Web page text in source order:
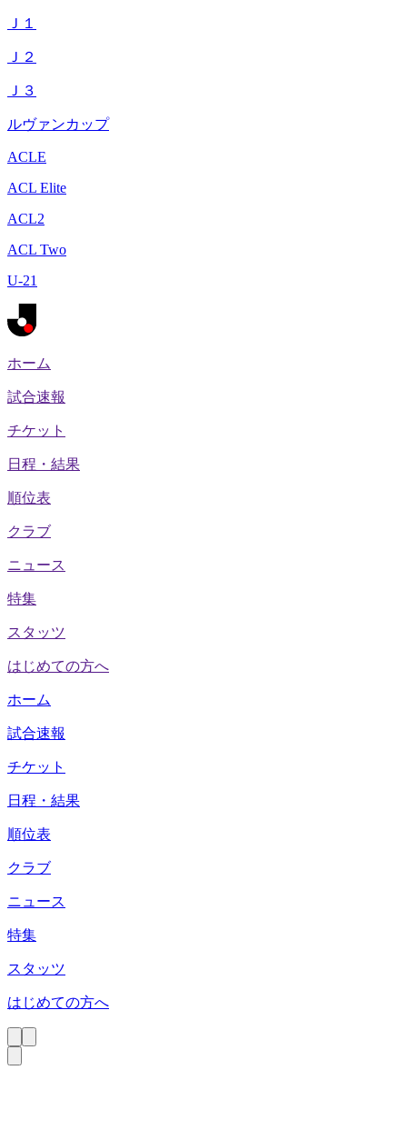
Ｊ１
Ｊ２
Ｊ３
ルヴァンカップ
ACLE
ACL Elite
ACL2
ACL Two
U-21
ホーム
試合速報
チケット
日程・結果
順位表
クラブ
ニュース
特集
スタッツ
はじめての方へ
ホーム
試合速報
チケット
日程・結果
順位表
クラブ
ニュース
特集
スタッツ
はじめての方へ